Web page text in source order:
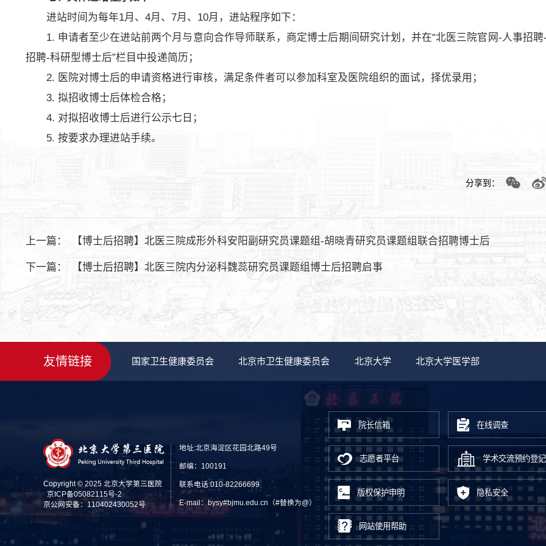
进站时间为每年1月、4月、7月、10月，进站程序如下：
1. 申请者至少在进站前两个月与意向合作导师联系，商定博士后期间研究计划，并在“北医三院官网-人事招
招聘-科研型博士后”栏目中投递简历；
2. 医院对博士后的申请资格进行审核，满足条件者可以参加科室及医院组织的面试，择优录用；
3. 拟招收博士后体检合格；
4. 对拟招收博士后进行公示七日；
5. 按要求办理进站手续。
分享到：
上一篇： 【博士后招聘】北医三院成形外科安阳副研究员课题组-胡晓青研究员课题组联合招聘博士后
下一篇： 【博士后招聘】北医三院内分泌科魏蕊研究员课题组博士后招聘启事
友情链接 国家卫生健康委员会 北京市卫生健康委员会 北京大学 北京大学医学部
Copyright © 2025 北京大学第三医院
京ICP备05082115号-2
京公网安备：110402430052号
地址:北京海淀区花园北路49号
邮编：100191
联系电话:010-82266699
E-mail：bysy#bjmu.edu.cn（#替换为@）
院长信箱 在线调查
志愿者平台 学术交流预约登记
版权保护申明 隐私安全
网站使用帮助